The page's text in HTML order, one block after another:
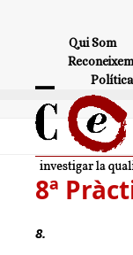
Qui Som
Open
mobile
menu
Close
mobile
menu
8ª
8.